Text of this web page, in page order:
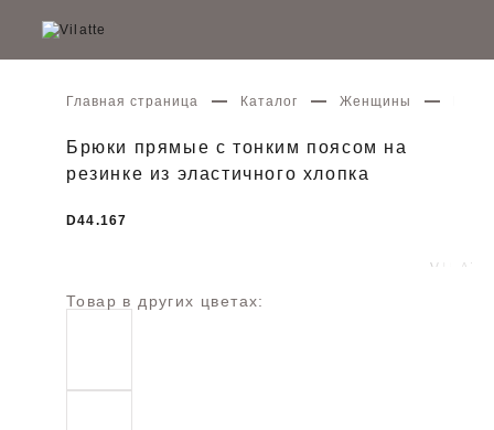
Главная страница Каталог Женщины
Брюки прямые с тонким поясом на
резинке из эластичного хлопка
D44.167
Товар в других цветах: